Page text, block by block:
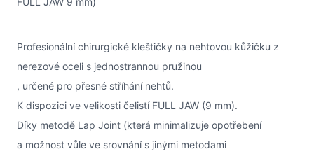
Profesionální chirurgické kleštičky na nehtovou kůžičku z
nerezové oceli s jednostrannou pružinou
, určené pro přesné stříhání nehtů.
K dispozici ve velikosti čelistí FULL JAW (9 mm).
Díky metodě Lap Joint (která minimalizuje opotřebení
a možnost vůle ve srovnání s jinými metodami